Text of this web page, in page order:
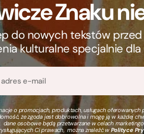
Znaku
do nowych tekstów
kulturalne specjalnie dla
o promocjach, produktach, usługach oferowanych
że zgoda jest dobrowolna i mogę ją w każdej
osobowe będą przetwarzane w celach
Ci prawach, można znaleźć wPolityce